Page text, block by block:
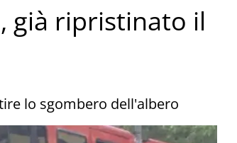
già ripristinato il
lo sgombero dell'albero